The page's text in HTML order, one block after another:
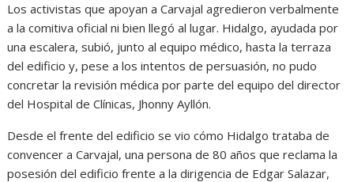
Los activistas que apoyan a Carvajal agredieron verbalmente
a la comitiva oficial ni bien llegó al lugar. Hidalgo, ayudada por
una escalera, subió, junto al equipo médico, hasta la terraza
del edificio y, pese a los intentos de persuasión, no pudo
concretar la revisión médica por parte del equipo del director
del Hospital de Clínicas, Jhonny Ayllón.
Desde el frente del edificio se vio cómo Hidalgo trataba de
convencer a Carvajal, una persona de 80 años que reclama la
posesión del edificio frente a la dirigencia de Edgar Salazar,